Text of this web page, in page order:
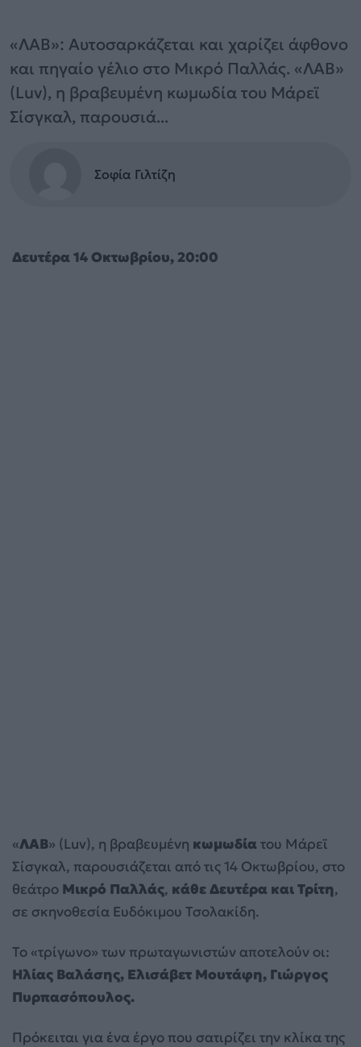
«ΛΑΒ»: Αυτοσαρκάζεται και χαρίζει άφθονο
και πηγαίο γέλιο στο Μικρό Παλλάς. «ΛΑΒ»
(Luv), η βραβευμένη κωμωδία του Μάρεϊ
Σίσγκαλ, παρουσιά...
Σοφία Γιλτίζη
Δευτέρα 14 Οκτωβρίου, 20:00
«ΛΑΒ» (Luv), η βραβευμένη κωμωδία του Μάρεϊ
Σίσγκαλ, παρουσιάζεται από τις 14 Οκτωβρίου, στο
θεάτρο Μικρό Παλλάς, κάθε Δευτέρα και Τρίτη,
σε σκηνοθεσία Ευδόκιμου Τσολακίδη.
Το «τρίγωνο» των πρωταγωνιστών αποτελούν οι:
Ηλίας Βαλάσης, Ελισάβετ Μουτάφη, Γιώργος
Πυρπασόπουλος.
Πρόκειται για ένα έργο που σατιρίζει την κλίκα της